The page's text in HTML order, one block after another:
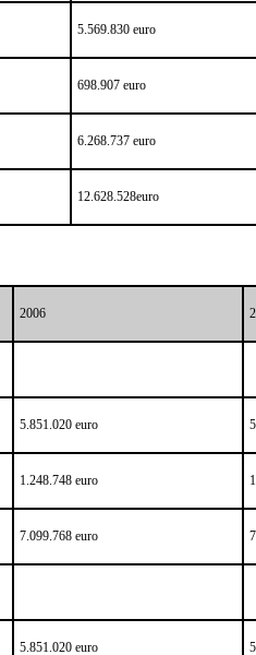
5.569.830 euro
698.907 euro
6.268.737 euro
12.628.528euro
2006
5.851.020 euro
1.248.748 euro
7.099.768 euro
5.851.020 euro